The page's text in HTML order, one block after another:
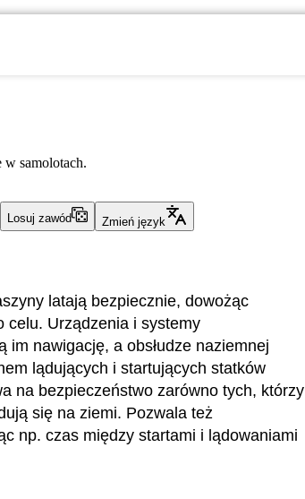
w samolotach.
Losuj zawód Zmień język
latają bezpiecznie, dowożąc
celu. Urządzenia i systemy
im nawigację, a obsłudze naziemnej
lądujących i startujących statków
na bezpieczeństwo zarówno tych, którzy
się na ziemi. Pozwala też
np. czas między startami i lądowaniami